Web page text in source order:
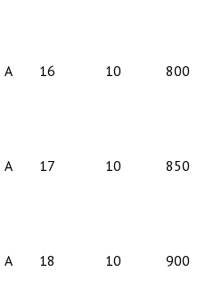
A 16 10 800
A 17 10 850
A 18 10 900